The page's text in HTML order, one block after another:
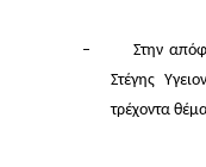
–
Στην
Στέγης
τρέχοντα